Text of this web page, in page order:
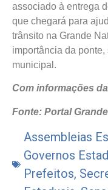
associado à entrega
que chegará para
trânsito na Grande
importância da
municipal.
Com informações
Fonte: Portal
Assembleias
Governos
Prefeitos,